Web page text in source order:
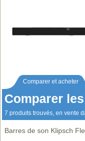
Comparer et acheter
Comparer
7 produits trouvés, en vente
Barres de son Klipsch